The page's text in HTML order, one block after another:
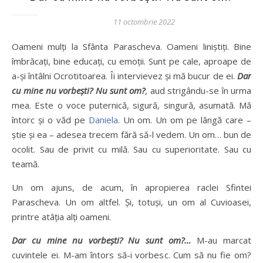
11 octombrie 2022
Oameni mulți la Sfânta Parascheva. Oameni liniștiți. Bine
îmbrăcați, bine educați, cu emoții. Sunt pe cale, aproape de
a-și întâlni Ocrotitoarea. Îi intervievez și mă bucur de ei. Dar
cu mine nu vorbești? Nu sunt om?, aud strigându-se în urma
mea. Este o voce puternică, sigură, singură, asumată. Mă
întorc și o văd pe Daniela. Un om. Un om pe lângă care –
știe și ea – adesea trecem fără să-l vedem. Un om… bun de
ocolit. Sau de privit cu milă. Sau cu superioritate. Sau cu
teamă.
Un om ajuns, de acum, în apropierea raclei Sfintei
Parascheva. Un om altfel. Și, totuși, un om al Cuvioasei,
printre atâția alți oameni.
Dar cu mine nu vorbești? Nu sunt om?… M-au marcat
cuvintele ei. M-am întors să-i vorbesc. Cum să nu fie om?